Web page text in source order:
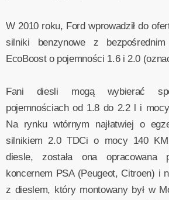
W 2010 roku, Ford wprowadził do
silniki benzynowe z
EcoBoost o pojemności 1.6 i 2.0
Fani diesli mogą wybierać
pojemnościach od 1.8 do 2.2 l i
Na rynku wtórnym najłatwiej o
silnikiem 2.0 TDCi o mocy 140
diesle, została ona opracowana
koncernem PSA (Peugeot, Citroen) i
z dieslem, który montowany był w